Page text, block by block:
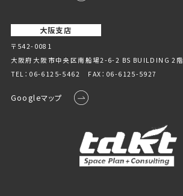
大阪支店
〒542-0081
大阪府大阪市中央区南船場2-6-2 BS BUILDING 2階
TEL： 06-6125-5462 FAX：06-6125-5927
Googleマップ